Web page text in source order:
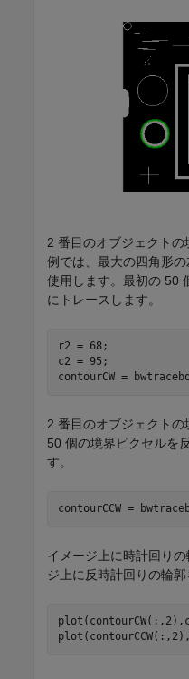
2 番目のオブジェクト
例では、最大の四角形
使用します。最初の 50
にトレースします。
r2 = 68;
c2 = 95;
contourCW =
2 番目のオブジェクト
50 個の境界ピクセルを
す。
contourCCW =
イメージ上に時計回り
ジ上に反時計回りの輪郭